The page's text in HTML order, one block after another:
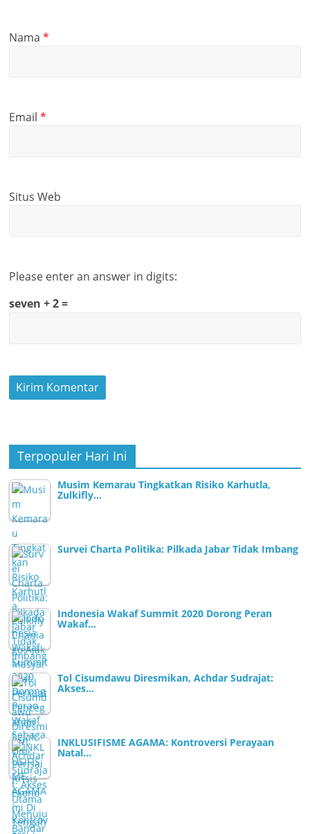
Nama*
Email*
Situs Web
Please enter an answer in digits:
seven + 2 =
Terpopuler Hari Ini
Musim Kemarau Tingkatkan Risiko Karhutla,
Zulkifly…
Survei Charta Politika: Pilkada Jabar Tidak Imbang
Indonesia Wakaf Summit 2020 Dorong Peran
Wakaf…
Tol Cisumdawu Diresmikan, Achdar Sudrajat:
Akses…
INKLUSIFISME AGAMA: Kontroversi Perayaan
Natal…